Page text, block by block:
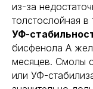
из-за
толстослойная
УФ-
бисфенола А
месяцев. Смолы
или УФ-